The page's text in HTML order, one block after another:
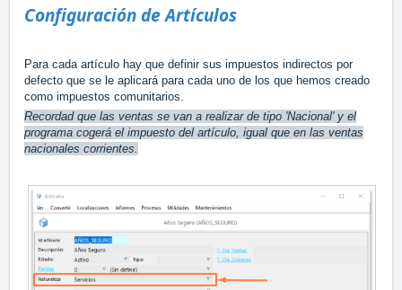
Configuración de Artículos
Para cada artículo hay que definir sus impuestos indirectos por
defecto que se le aplicará para cada uno de los que hemos creado
como impuestos comunitarios.
Recordad que las ventas se van a realizar de tipo 'Nacional' y el
programa cogerá el impuesto del artículo, igual que en las ventas
nacionales corrientes.